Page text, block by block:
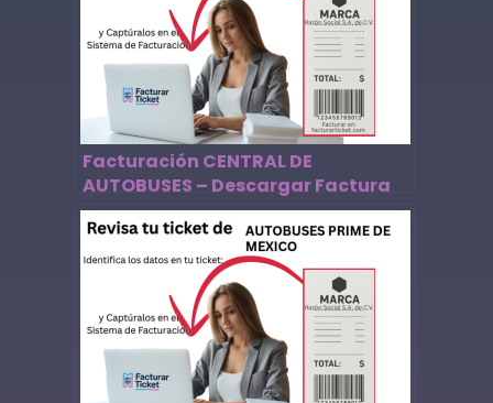
Facturación CENTRAL DE
AUTOBUSES – Descargar Factura